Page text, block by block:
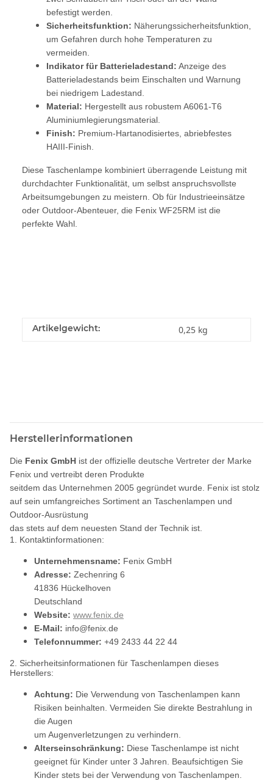
befestigt werden.
Sicherheitsfunktion: Näherungssicherheitsfunktion,
um Gefahren durch hohe Temperaturen zu
vermeiden.
Indikator für Batterieladestand: Anzeige des
Batterieladestands beim Einschalten und Warnung
bei niedrigem Ladestand.
Material: Hergestellt aus robustem A6061-T6
Aluminiumlegierungsmaterial.
Finish: Premium-Hartanodisiertes, abriebfestes
HAIII-Finish.
Diese Taschenlampe kombiniert überragende Leistung mit
durchdachter Funktionalität, um selbst anspruchsvollste
Arbeitsumgebungen zu meistern. Ob für Industrieeinsätze
oder Outdoor-Abenteuer, die Fenix WF25RM ist die
perfekte Wahl.
Artikelgewicht: 0,25 kg
Herstellerinformationen
Die Fenix GmbH ist der offizielle deutsche Vertreter der Marke
Fenix und vertreibt deren Produkte
seitdem das Unternehmen 2005 gegründet wurde. Fenix ist stolz
auf sein umfangreiches Sortiment an Taschenlampen und
Outdoor-Ausrüstung
das stets auf dem neuesten Stand der Technik ist.
1. Kontaktinformationen:
Unternehmensname: Fenix GmbH
Adresse: Zechenring 6
41836 Hückelhoven
Deutschland
Website: www.fenix.de
E-Mail: info@fenix.de
Telefonnummer: +49 2433 44 22 44
2. Sicherheitsinformationen für Taschenlampen dieses
Herstellers:
Achtung: Die Verwendung von Taschenlampen kann
Risiken beinhalten. Vermeiden Sie direkte Bestrahlung in
die Augen
um Augenverletzungen zu verhindern.
Alterseinschränkung: Diese Taschenlampe ist nicht
geeignet für Kinder unter 3 Jahren. Beaufsichtigen Sie
Kinder stets bei der Verwendung von Taschenlampen.